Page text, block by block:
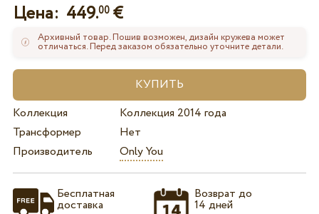
Цена: 449.00€
Архивный товар. Пошив возможен, дизайн кружева может
отличаться. Перед заказом обязательно уточните детали.
Коллекция
Коллекция 2014 года
Трансформер
Нет
Производитель
Only You
Бесплатная
доставка
Возврат до
14 дней